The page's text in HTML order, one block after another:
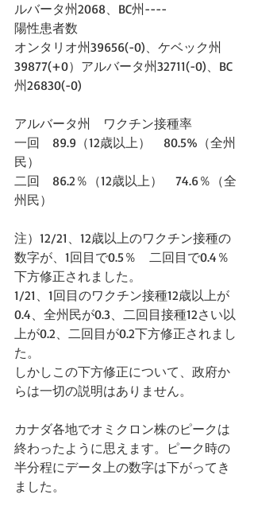
ルバータ州2068、BC州----
陽性患者数
オンタリオ州39656(-0)、ケベック州
39877(+0）アルバータ州32711(-0)、BC
州26830(-0)
アルバータ州　ワクチン接種率
一回　89.9（12歳以上）　80.5%（全州
民）
二回　86.2％（12歳以上）　74.6％（全
州民）
注）12/21、12歳以上のワクチン接種の
数字が、1回目で0.5％　二回目で0.4％
下方修正されました。
1/21、1回目のワクチン接種12歳以上が
0.4、全州民が0.3、二回目接種12さい以
上が0.2、二回目が0.2下方修正されまし
た。
しかしこの下方修正について、政府か
らは一切の説明はありません。
カナダ各地でオミクロン株のピークは
終わったように思えます。ピーク時の
半分程にデータ上の数字は下がってき
ました。